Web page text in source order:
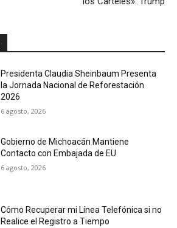
Presidenta Claudia Sheinbaum Presenta
la Jornada Nacional de Reforestación
2026
6 agosto, 2026
Gobierno de Michoacán Mantiene
Contacto con Embajada de EU
6 agosto, 2026
Cómo Recuperar mi Línea Telefónica si no
Realice el Registro a Tiempo